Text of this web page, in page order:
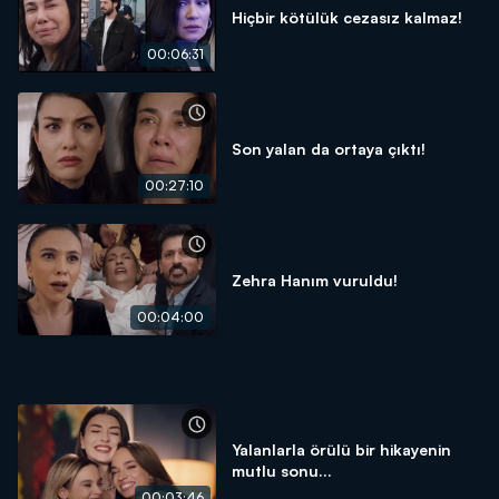
00:06:31
Hiçbir kötülük cezasız kalmaz!
00:27:10
Son yalan da ortaya çıktı!
00:04:00
Zehra Hanım vuruldu!
Yalanlarla örülü bir hikayenin
mutlu sonu...